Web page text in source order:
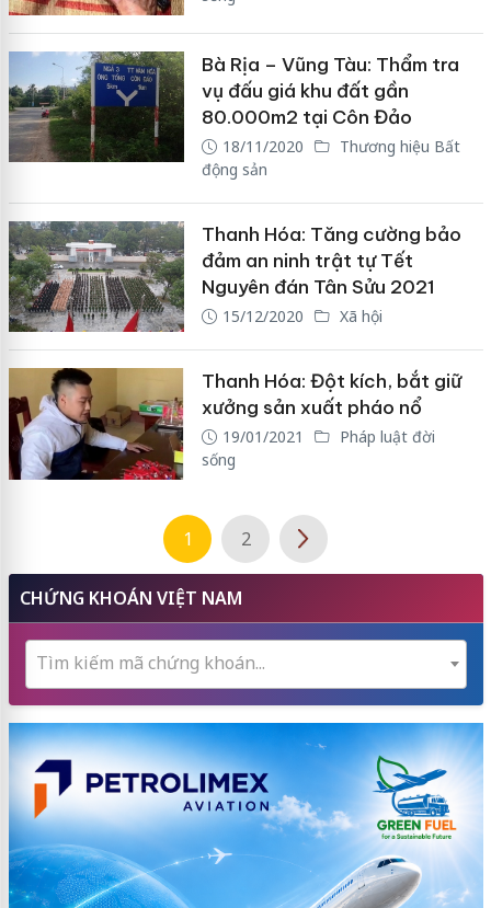
Bà Rịa – Vũng Tàu: Thẩm tra
vụ đấu giá khu đất gần
80.000m2 tại Côn Đảo
18/11/2020
Thương hiệu Bất
động sản
Thanh Hóa: Tăng cường bảo
đảm an ninh trật tự Tết
Nguyên đán Tân Sửu 2021
15/12/2020 Xã hội
Thanh Hóa: Đột kích, bắt giữ
xưởng sản xuất pháo nổ
19/01/2021
Pháp luật đời
sống
1 2
CHỨNG KHOÁN VIỆT NAM
Tìm kiếm mã chứng khoán...